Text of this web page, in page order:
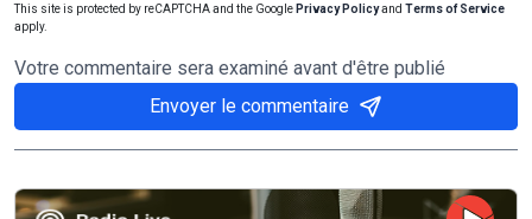
This site is protected by reCAPTCHA and the Google Privacy Policyand Terms of Service
apply.
Votre commentaire sera examiné avant d'être publié
Envoyer le commentaire